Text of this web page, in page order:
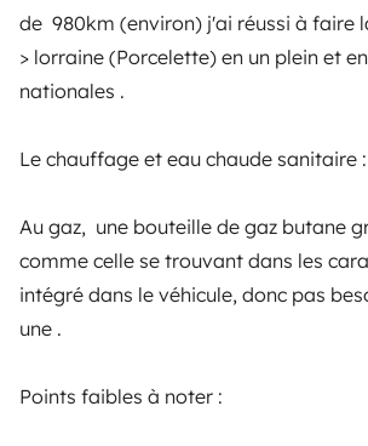
de 980km (environ) j'ai réussi à faire
> lorraine (Porcelette) en un plein et
nationales .
Le chauffage et eau chaude sanitaire :
Au gaz, une bouteille de gaz butane
comme celle se trouvant dans les
intégré dans le véhicule, donc pas
une .
Points faibles à noter :
À part ça l'intérieur et l'extérieur sont
acheté neuf
Rien d'autres à signaler.
Ps : Mon Véhicule mesure donc 6.36 m
m de haut --> Prêter donc toute votre
hauteurs des ponts, entrées parkings,
voyages .
Perfil certificado
Veículos semelhantes perto
de-Buch (Cazaux)